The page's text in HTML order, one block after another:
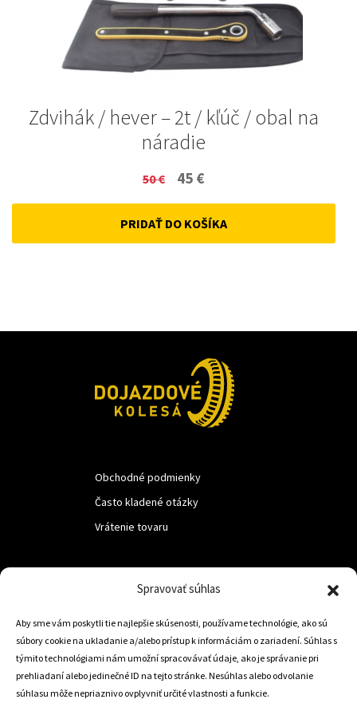
Spravovať súhlas
Aby sme vám poskytli tie najlepšie skúsenosti, používame technológie, ako sú
súbory cookie na ukladanie a/alebo prístup k informáciám o zariadení. Súhlas s
týmito technológiami nám umožní spracovávať údaje, ako je správanie pri
prehliadaní alebo jedinečné ID na tejto stránke. Nesúhlas alebo odvolanie
súhlasu môže nepriaznivo ovplyvniť určité vlastnosti a funkcie.
Zdvihák / hever – 2t / kľúč / obal na
náradie
50€
Original
price
was:
45 €
price
is:
PRIDAŤ DO KOŠÍKA
Obchodné podmienky
Často kladené otázky
Vrátenie tovaru
Trstená 02801
+421 905 806 234